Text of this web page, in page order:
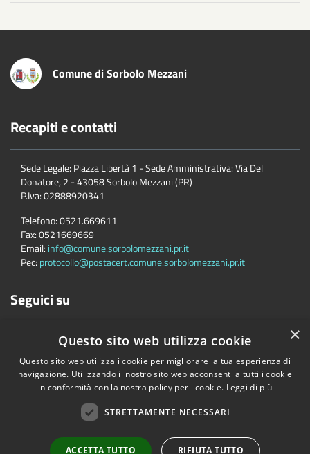
Comune di Sorbolo Mezzani
Recapiti e contatti
Sede Legale: Piazza Libertà 1 - Sede Amministrativa: Via Del
Donatore, 2 - 43058 Sorbolo Mezzani (PR)
P.Iva:02888920341
Telefono:0521.669611
Fax:0521669669
Email: info@comune.sorbolomezzani.pr.it
Pec: protocollo@postacert.comune.sorbolomezzani.pr.it
Seguici su
Accessibilità
Municipium
•Accesso redazione
×
Questo sito web utilizza cookie
Questo sito web utilizza i cookie per migliorare la tua esperienza di
navigazione. Utilizzando il nostro sito web acconsenti a tutti i cookie
in conformità con la nostra policy per i cookie. Leggi di più
STRETTAMENTE NECESSARI
ACCETTA TUTTO RIFIUTA TUTTO